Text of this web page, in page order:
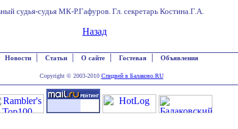
судья-судья МК-Р.Гафуров. Гл. секретарь Костина.Г.А.
Назад
Новости| Статьи| О сайте| Гостевая| Объявления
Copyright © 2003-2010 Спидвей в Балаково.RU